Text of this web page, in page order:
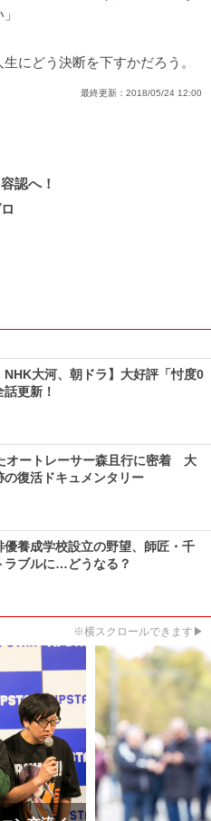
にどう決断を下すかだろう。
最終更新： 2018/05/24 12:00
認へ！
NHK大河、朝ドラ】大好評「忖度0
更新！
オートレーサー森且行に密着 大
の復活ドキュメンタリー
優養成学校設立の野望、師匠・千
ラブルに…どうなる？
※横スクロールできます▶